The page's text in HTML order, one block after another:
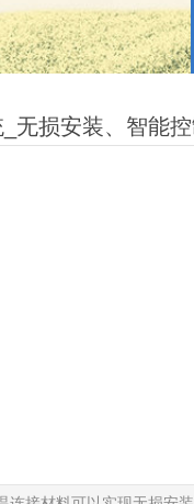
无损安装、智能控